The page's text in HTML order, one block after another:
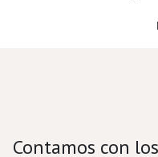
Contamos con